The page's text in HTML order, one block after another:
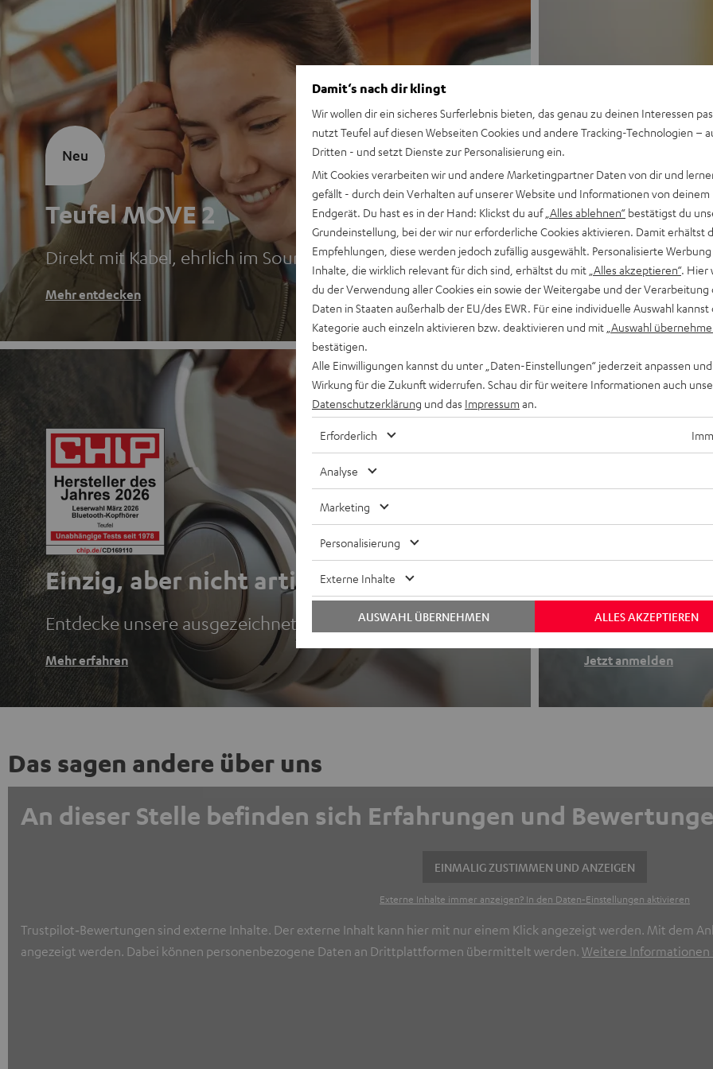
Teufel MOVE 2
Direkt mit Kabel, ehrlich im Sound
Mehr entdecken
Neu
MOTIV®
Stil trifft Sound
Mehr entdecken
Einzig, aber nicht artig.
Entdecke unsere ausgezeichneten Bluetooth-Kopfhörer
Mehr erfahren
Newsletter
Finde deinen
Erhalte bis zu
Jetzt anmelden
Das sagen andere über uns
An dieser Stelle befinden sich Erfahrungen und
EINMALIG ZUSTIMMEN UND ANZEIGEN
Externe Inhalte immer anzeigen? In den Daten‑Einstellungen aktivieren
Trustpilot‑Bewertungen sind externe Inhalte. Der externe Inhalt kann hier mit nur einem Klick angezeigt werden. Mit dem
angezeigt werden. Dabei können personenbezogene Daten an Drittplattformen übermittelt werden. Weitere Informationen
Damit‘s nach dir klingt
Wir wollen dir ein sicheres Surferlebnis bieten, das genau zu deinen Interessen
nutzt Teufel auf diesen Webseiten Cookies und andere Tracking-Technologien –
Dritten - und setzt Dienste zur Personalisierung ein.
Mit Cookies verarbeiten wir und andere Marketingpartner Daten von dir und
gefällt - durch dein Verhalten auf unserer Website und Informationen von deinem
Endgerät. Du hast es in der Hand: Klickst du auf „Alles ablehnen“ bestätigst du
Grundeinstellung, bei der wir nur erforderliche Cookies aktivieren. Damit erhältst
Empfehlungen, diese werden jedoch zufällig ausgewählt. Personalisierte
Inhalte, die wirklich relevant für dich sind, erhältst du mit „Alles akzeptieren“. Hier
du der Verwendung aller Cookies ein sowie der Weitergabe und der Verarbeitung
Daten in Staaten außerhalb der EU/des EWR. Für eine individuelle Auswahl kannst
Kategorie auch einzeln aktivieren bzw. deaktivieren und mit „Auswahl
bestätigen.
Alle Einwilligungen kannst du unter „Daten-Einstellungen“ jederzeit anpassen
Wirkung für die Zukunft widerrufen. Schau dir für weitere Informationen auch
Datenschutzerklärung und das Impressum an.
Erforderlich
Analyse
Marketing
Personalisierung
Externe Inhalte
ALLES AKZEPTIEREN
AUSWAHL ÜBERNEHMEN